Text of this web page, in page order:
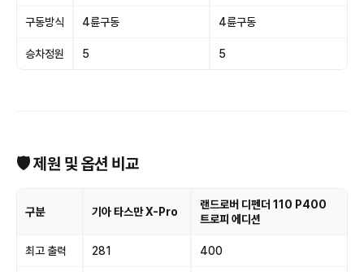
구동방식 4륜구동 4륜구동
승차정원 5 5
🛡 제원 및 옵션 비교
구분 기아 타스만 X-Pro
랜드로버 디펜더 110 P400
트로피 에디션
최고 출력 281 400